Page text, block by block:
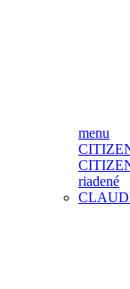
menu
riadené